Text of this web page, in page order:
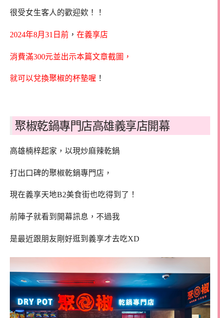
很受女生客人的歡迎欸！！
2024年8月31日前 ， 在義享店
消費滿300元並出示本篇文章截圖，
就可以兌換聚椒的杯墊喔 ！
聚椒乾鍋專門店高雄義享店開幕
高雄楠梓起家，以現炒麻辣乾鍋
打出口碑的聚椒乾鍋專門店，
現在義享天地B2美食街也吃得到了！
前陣子就看到開幕訊息，不過我
是最近跟朋友剛好逛到義享才去吃XD